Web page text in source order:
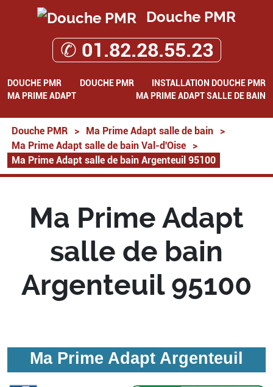
Douche PMR
✆ 01.82.28.55.23
DOUCHE PMR DOUCHE PMR
INSTALLATION DOUCHE PMR
MA PRIME ADAPT
MA PRIME ADAPT SALLE DE BAIN
Douche PMR > Ma Prime Adapt salle de bain
>
Ma Prime Adapt salle de bain Val-d'Oise
>
Ma Prime Adapt salle de bain Argenteuil 95100
Ma Prime Adapt
salle de bain
Argenteuil 95100
Ma Prime Adapt Argenteuil